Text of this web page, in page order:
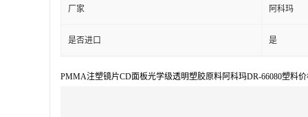
厂家 阿科玛
是否进口 是
PMMA注塑镜片CD面板光学级透明塑胶原料阿科玛DR-66080塑料